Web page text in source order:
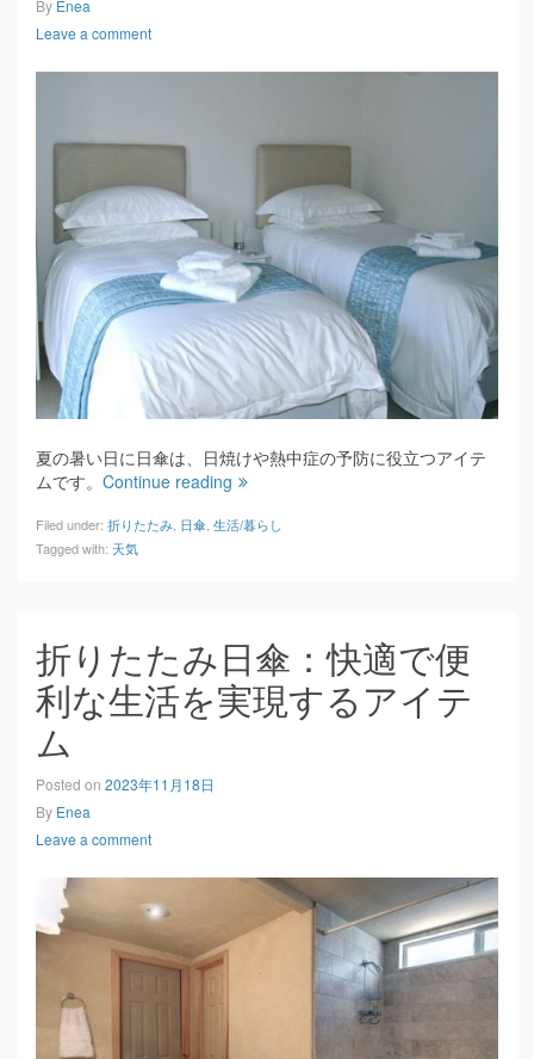
By Enea
Leave a comment
夏の暑い日に日傘は、日焼けや熱中症の予防に役立つアイテ
ムです。 Continue reading
Filed under: 折りたたみ 日傘 生活/暮らし
Tagged with: 天気
折りたたみ日傘：快適で便
利な生活を実現するアイテ
ム
Posted on 2023年11月18日
By Enea
Leave a comment